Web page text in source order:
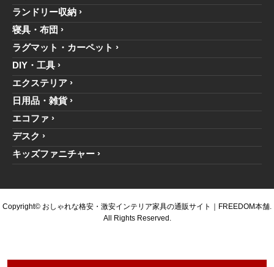
ランドリー収納
寝具・布団
ラグマット・カーペット
DIY・工具
エクステリア
日用品・雑貨
エコファ
デスク
キッズファニチャー
Copyright© おしゃれな格安・激安インテリア家具の通販サイト｜FREEDOM本舗.
All Rights Reserved.